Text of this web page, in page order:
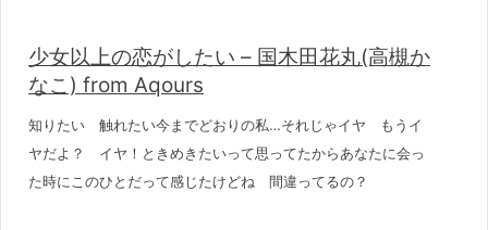
少女以上の恋がしたい – 国木田花丸(高槻か
なこ) from Aqours
知りたい 触れたい今までどおりの私…それじゃイヤ もうイ
ヤだよ？ イヤ！ときめきたいって思ってたからあなたに会っ
た時にこのひとだって感じたけどね 間違ってるの？